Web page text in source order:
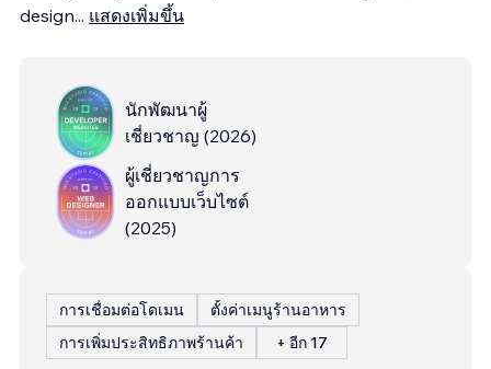
design... แสดงเพิ่มขึ้น
นักพัฒนาผู้
เชี่ยวชาญ (2026)
ผู้เชี่ยวชาญการ
ออกแบบเว็บไซต์
(2025)
การเชื่อมต่อโดเมน
ตั้งค่าเมนูร้านอาหาร
การเพิ่มประสิทธิภาพร้านค้า
+ อีก 17